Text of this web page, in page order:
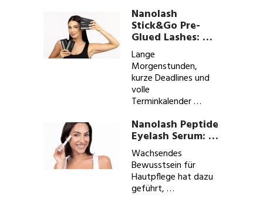
Nanolash
Stick&Go Pre-
Glued Lashes: …
Lange
Morgenstunden,
kurze Deadlines und
volle
Terminkalender …
Nanolash Peptide
Eyelash Serum: …
Wachsendes
Bewusstsein für
Hautpflege hat dazu
geführt, …